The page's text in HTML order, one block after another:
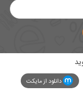
دانلود از مایکت